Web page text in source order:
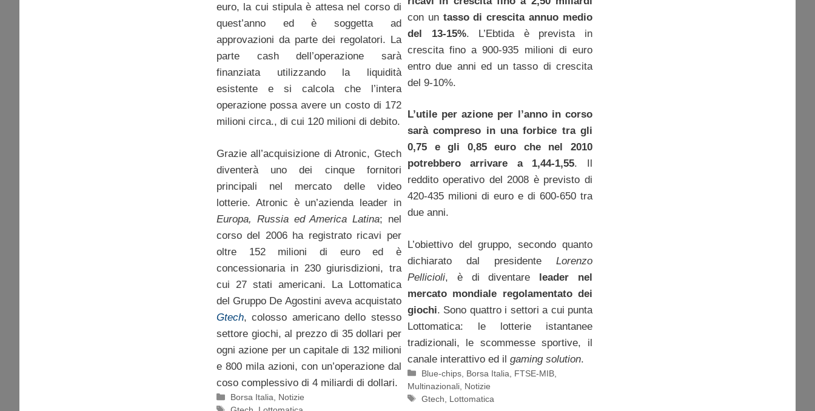
con un tasso di crescita annuo medio
del 13-15%. L’Ebtida è prevista in
crescita fino a 900-935 milioni di euro
entro due anni ed un tasso di crescita
del 9-10%.
L’utile per azione per l’anno in corso
sarà compreso in una forbice tra gli
0,75 e gli 0,85 euro che nel 2010
potrebbero arrivare a 1,44-1,55. Il
reddito operativo del 2008 è previsto di
420-435 milioni di euro e di 600-650 tra
due anni.
L’obiettivo del gruppo, secondo quanto
dichiarato dal presidente Lorenzo
Pellicioli, è di diventare leader nel
mercato mondiale regolamentato dei
giochi. Sono quattro i settori a cui punta
Lottomatica: le lotterie istantanee
tradizionali, le scommesse sportive, il
canale interattivo ed il gaming solution.
Categorie
Blue-chips Borsa Italia FTSE-MIB
Multinazionali, Notizie
Tag
Gtech Lottomatica
euro, la cui stipula è attesa nel corso di
quest’anno ed è soggetta ad
approvazioni da parte dei regolatori. La
parte cash dell’operazione sarà
finanziata utilizzando la liquidità
esistente e si calcola che l’intera
operazione possa avere un costo di 172
milioni circa., di cui 120 milioni di debito.
Grazie all’acquisizione di Atronic, Gtech
diventerà uno dei cinque fornitori
principali nel mercato delle video
lotterie. Atronic è un’azienda leader in
Europa, Russia ed America Latina; nel
corso del 2006 ha registrato ricavi per
oltre 152 milioni di euro ed è
concessionaria in 230 giurisdizioni, tra
cui 27 stati americani. La Lottomatica
del Gruppo De Agostini aveva acquistato
Gtech, colosso americano dello stesso
settore giochi, al prezzo di 35 dollari per
ogni azione per un capitale di 132 milioni
e 800 mila azioni, con un’operazione dal
coso complessivo di 4 miliardi di dollari.
Categorie
Borsa Italia
Notizie